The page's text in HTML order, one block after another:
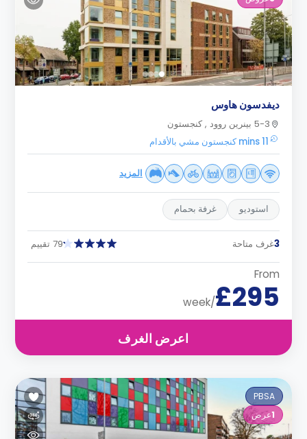
ديفدسون هاوس
5-3 بينرين روود , كنجستون
11 mins كنجستون مشي بالأقدام
المزيد
استوديو غرفة بحمام
3غرف متاحة 79 تقييم
From
£295
/week
اعرض الغرف
PBSA
1عرض